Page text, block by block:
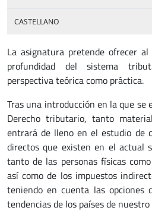
CASTELLANO
La asignatura pretende ofrecer
profundidad del sistema
perspectiva teórica como práctica.
Tras una introducción en la que se
Derecho tributario, tanto
entrará de lleno en el estudio de
directos que existen en el actual
tanto de las personas físicas
así como de los impuestos
teniendo en cuenta las
tendencias de los países de